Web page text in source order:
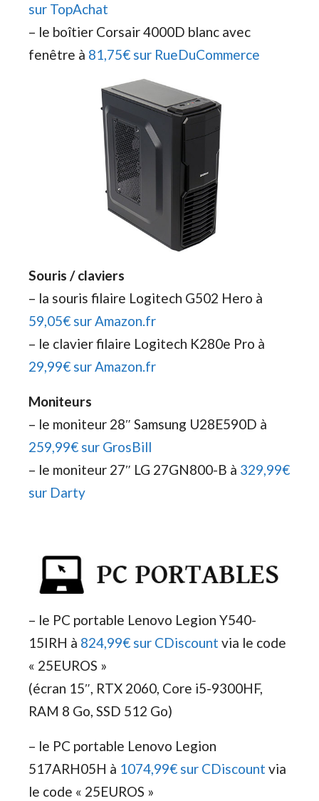
sur TopAchat
– le boîtier Corsair 4000D blanc avec
fenêtre à 81,75€ sur RueDuCommerce
Souris / claviers
– la souris filaire Logitech G502 Hero à
59,05€ sur Amazon.fr
– le clavier filaire Logitech K280e Pro à
29,99€ sur Amazon.fr
Moniteurs
– le moniteur 28″ Samsung U28E590D à
259,99€ sur GrosBill
– le moniteur 27″ LG 27GN800-B à 329,99€
sur Darty
– le PC portable Lenovo Legion Y540-
15IRH à 824,99€ sur CDiscount via le code
« 25EUROS »
(écran 15″, RTX 2060, Core i5-9300HF,
RAM 8 Go, SSD 512 Go)
– le PC portable Lenovo Legion
517ARH05H à 1074,99€ sur CDiscount via
le code « 25EUROS »